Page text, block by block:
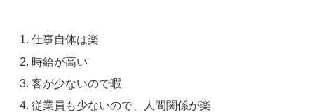
仕事自体は楽
時給が高い
客が少ないので暇
従業員も少ないので、人間関係が楽